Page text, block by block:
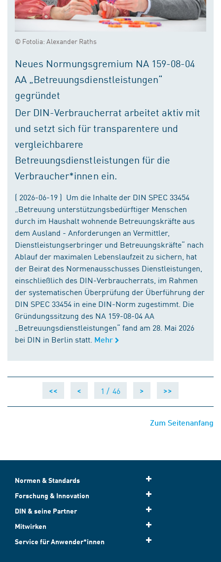
© Fotolia: Alexander Raths
Neues Normungsgremium NA 159-08-04
AA „Betreuungsdienstleistungen“
gegründet
Der DIN-Verbraucherrat arbeitet aktiv mit
und setzt sich für transparentere und
vergleichbarere
Betreuungsdienstleistungen für die
Verbraucher*innen ein.
( 2026-06-19 ) Um die Inhalte der DIN SPEC 33454
„Betreuung unterstützungsbedürftiger Menschen
durch im Haushalt wohnende Betreuungskräfte aus
dem Ausland - Anforderungen an Vermittler,
Dienstleistungserbringer und Betreuungskräfte“ nach
Ablauf der maximalen Lebenslaufzeit zu sichern, hat
der Beirat des Normenausschusses Dienstleistungen,
einschließlich des DIN-Verbraucherrats, im Rahmen
der systematischen Überprüfung der Überführung der
DIN SPEC 33454 in eine DIN-Norm zugestimmt. Die
Gründungssitzung des NA 159-08-04 AA
„Betreuungsdienstleistungen“ fand am 28. Mai 2026
bei DIN in Berlin statt. Mehr
<< < 1 / 46 > >>
Zum Seitenanfang
Normen & Standards
Forschung & Innovation
DIN & seine Partner
Mitwirken
Service für Anwender*innen